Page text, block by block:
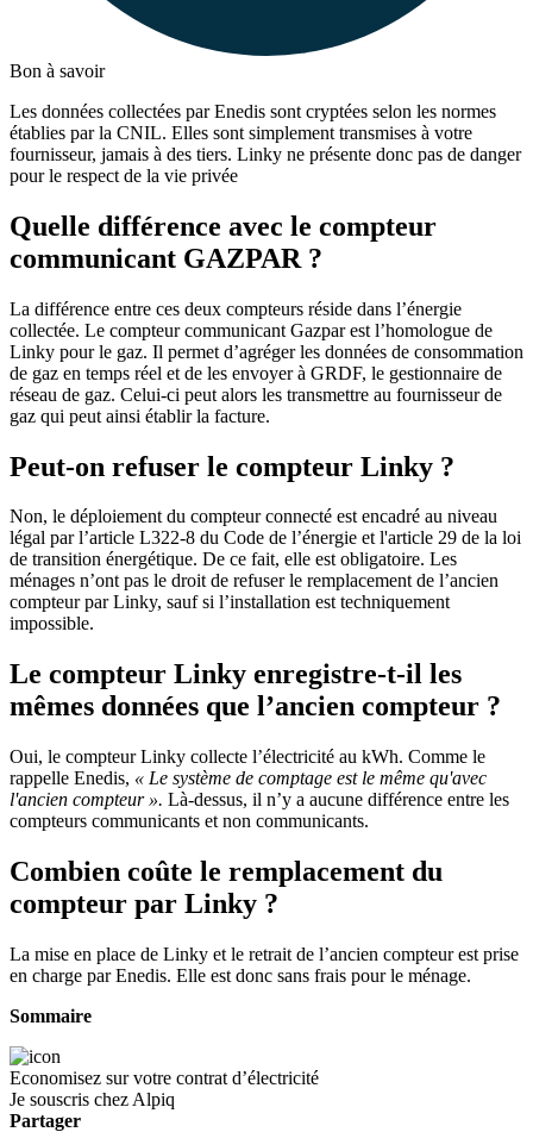
Bon à savoir
Les données collectées par Enedis sont cryptées selon les normes
établies par la CNIL. Elles sont simplement transmises à votre
fournisseur, jamais à des tiers. Linky ne présente donc pas de danger
pour le respect de la vie privée
Quelle différence avec le compteur
communicant GAZPAR ?
La différence entre ces deux compteurs réside dans l’énergie
collectée. Le compteur communicant Gazpar est l’homologue de
Linky pour le gaz. Il permet d’agréger les données de consommation
de gaz en temps réel et de les envoyer à GRDF, le gestionnaire de
réseau de gaz. Celui-ci peut alors les transmettre au fournisseur de
gaz qui peut ainsi établir la facture.
Peut-on refuser le compteur Linky ?
Non, le déploiement du compteur connecté est encadré au niveau
légal par l’article L322-8 du Code de l’énergie et l'article 29 de la loi
de transition énergétique. De ce fait, elle est obligatoire. Les
ménages n’ont pas le droit de refuser le remplacement de l’ancien
compteur par Linky, sauf si l’installation est techniquement
impossible.
Le compteur Linky enregistre-t-il les
mêmes données que l’ancien compteur ?
Oui, le compteur Linky collecte l’électricité au kWh. Comme le
rappelle Enedis, « Le système de comptage est le même qu'avec
l'ancien compteur ». Là-dessus, il n’y a aucune différence entre les
compteurs communicants et non communicants.
Combien coûte le remplacement du
compteur par Linky ?
La mise en place de Linky et le retrait de l’ancien compteur est prise
en charge par Enedis. Elle est donc sans frais pour le ménage.
Sommaire
Economisez sur votre contrat d’électricité
Je souscris chez Alpiq
Partager